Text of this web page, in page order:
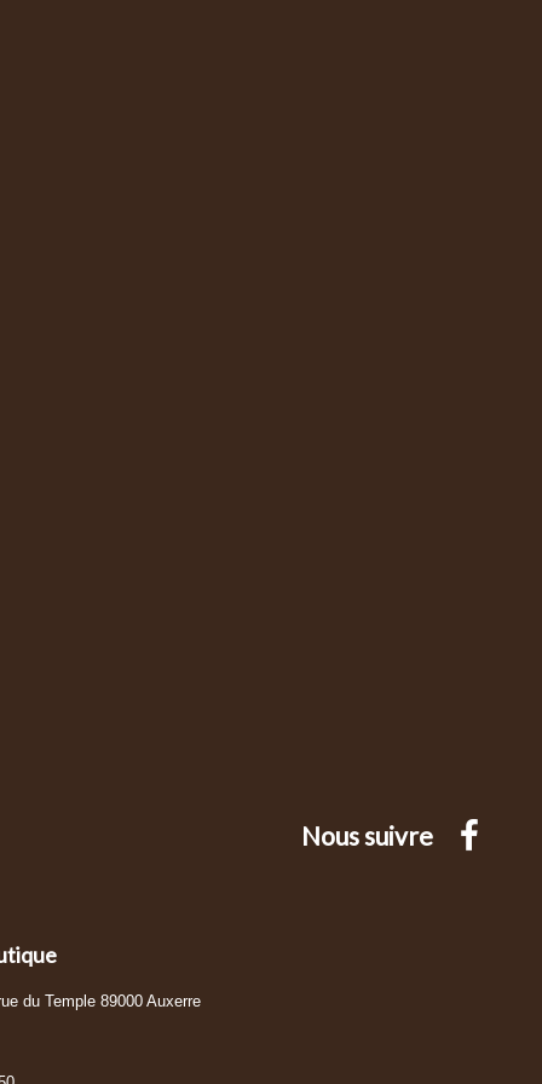
Nous suivre
du Temple 89000 Auxerre